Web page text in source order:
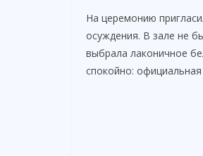
На церемонию
осуждения. В зале не
выбрала лаконичное
спокойно: